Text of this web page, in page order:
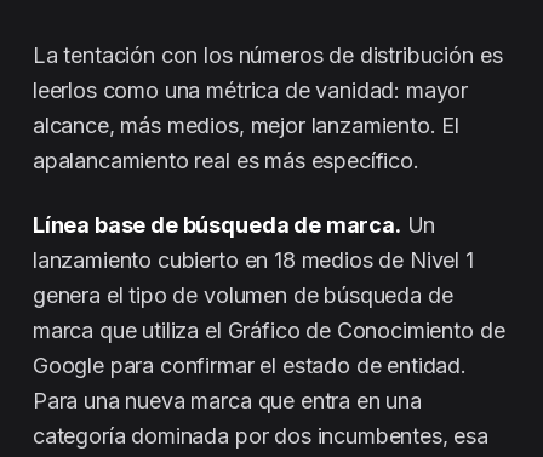
La tentación con los números de distribución es
leerlos como una métrica de vanidad: mayor
alcance, más medios, mejor lanzamiento. El
apalancamiento real es más específico.
Línea base de búsqueda de marca. Un
lanzamiento cubierto en 18 medios de Nivel 1
genera el tipo de volumen de búsqueda de
marca que utiliza el Gráfico de Conocimiento de
Google para confirmar el estado de entidad.
Para una nueva marca que entra en una
categoría dominada por dos incumbentes, esa